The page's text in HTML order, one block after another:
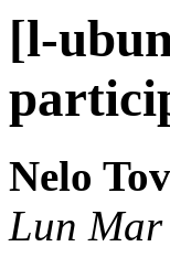
[l-
Nelo
Lun